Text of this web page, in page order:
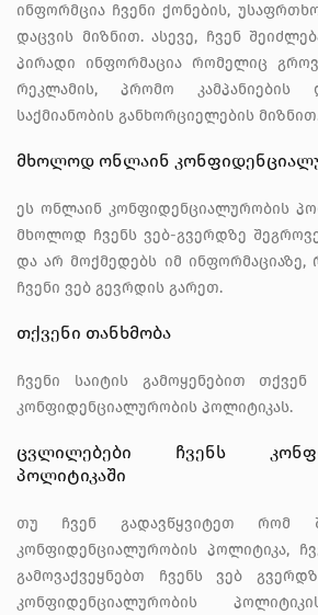
ინფორმცია ჩვენი ქონების,
დაცვის მიზნით. ასევე, ჩვენ
პირადი ინფორმაცია რომელიც
რეკლამის, პრომო კამპანიების
საქმიანობის განხორციელების
მხოლოდ ონლაინ
ეს ონლაინ კონფიდენციალურობის
მხოლოდ ჩვენს ვებ-გვერდზე
და არ მოქმედებს იმ
ჩვენი ვებ გევრდის გარეთ.
თქვენი თანხმობა
ჩვენი საიტის გამოყენებით თქვენ
კონფიდენციალურობის პოლიტიკას.
ცვლილებები ჩვენს
პოლიტიკაში
თუ ჩვენ გადავწყვიტეთ რომ
კონფიდენციალურობის პოლიტიკა,
გამოვაქვეყნებთ ჩვენს ვებ
კონფიდენციალურობის